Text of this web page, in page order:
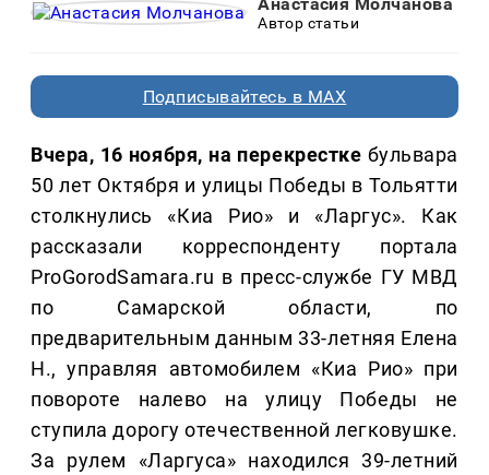
Автор статьи
Подписывайтесь в MAX
Вчера, 16 ноября, на перекрестке бульвара
50 лет Октября и улицы Победы в Тольятти
столкнулись «Киа Рио» и «Ларгус». Как
рассказали корреспонденту портала
ProGorodSamara.ru в пресс-службе ГУ МВД
по Самарской области, по
предварительным данным 33-летняя Елена
Н., управляя автомобилем «Киа Рио» при
повороте налево на улицу Победы не
ступила дорогу отечественной легковушке.
За рулем «Ларгуса» находился 39-летний